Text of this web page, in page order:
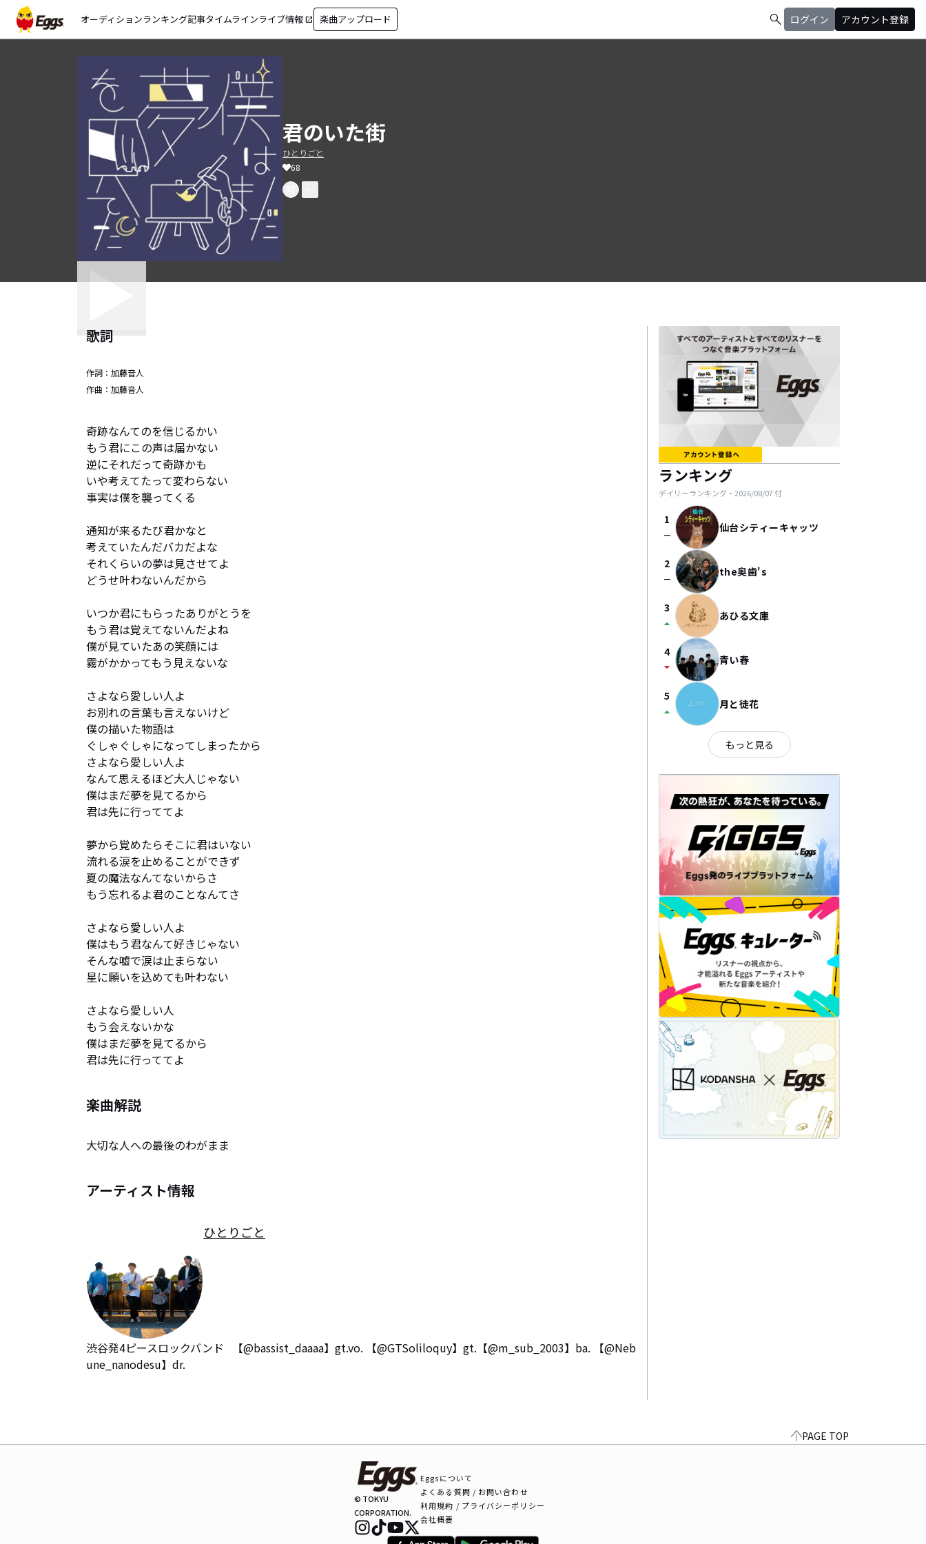
オーディションランキング記事タイムラインライブ情報 open_in_new 楽曲アップロード search ログイン アカウント登録
君のいた街
ひとりごと
68
歌詞
作詞： 加藤音人
作曲： 加藤音人
奇跡なんてのを信じるかい
もう君にこの声は届かない
逆にそれだって奇跡かも
いや考えてたって変わらない
事実は僕を襲ってくる
通知が来るたび君かなと
考えていたんだバカだよな
それくらいの夢は見させてよ
どうせ叶わないんだから
いつか君にもらったありがとうを
もう君は覚えてないんだよね
僕が見ていたあの笑顔には
霧がかかってもう見えないな
さよなら愛しい人よ
お別れの言葉も言えないけど
僕の描いた物語は
ぐしゃぐしゃになってしまったから
さよなら愛しい人よ
なんて思えるほど大人じゃない
僕はまだ夢を見てるから
君は先に行っててよ
夢から覚めたらそこに君はいない
流れる涙を止めることができず
夏の魔法なんてないからさ
もう忘れるよ君のことなんてさ
さよなら愛しい人よ
僕はもう君なんて好きじゃない
そんな嘘で涙は止まらない
星に願いを込めても叶わない
さよなら愛しい人
もう会えないかな
僕はまだ夢を見てるから
君は先に行っててよ
楽曲解説
大切な人への最後のわがまま
アーティスト情報
ひとりごと
渋谷発4ピースロックバンド   【@bassist_daaaa】gt.vo. 【@GTSoliloquy】gt.【@m_sub_2003】ba. 【@Neb
une_nanodesu】dr.
ランキング
デイリーランキング・ 2026/08/07付
1
check_indeterminate_small 仙台シティーキャッツ
2
check_indeterminate_small the奥歯's
3
arrow_drop_up あひる文庫
4
arrow_drop_down 青い春
5
arrow_drop_up 月と徒花
もっと見る
PAGE TOP
© TOKYU
CORPORATION.
Eggsについて
よくある質問 / お問い合わせ
利用規約 / プライバシーポリシー
会社概要